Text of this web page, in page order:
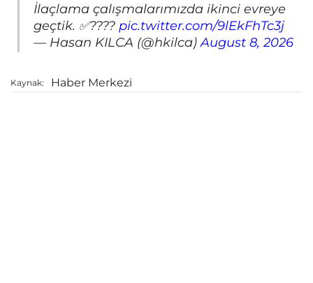
İlaçlama çalışmalarımızda ikinci evreye
geçtik. ✅???? pic.twitter.com/9lEkFhTc3j
— Hasan KILCA (@hkilca) August 8, 2026
Kaynak: Haber Merkezi